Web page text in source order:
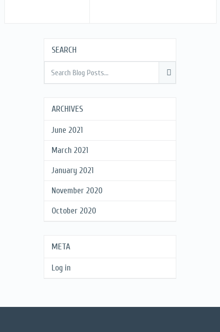
SEARCH
ARCHIVES
June 2021
March 2021
January 2021
November 2020
October 2020
META
Log in